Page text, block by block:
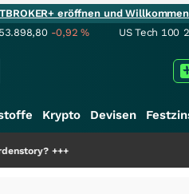
eröffnen und
53.898,80 -0,92% US Tech 100
Krypto Devisen